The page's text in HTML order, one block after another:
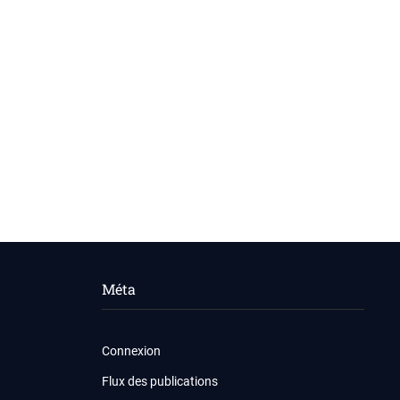
Méta
Connexion
Flux des publications